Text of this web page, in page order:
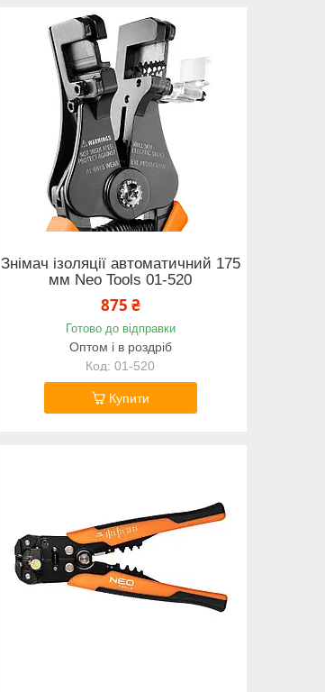
Знімач ізоляції автоматичний 175
мм Neo Tools 01-520
875 ₴
Готово до відправки
Оптом і в роздріб
01-520
Купити